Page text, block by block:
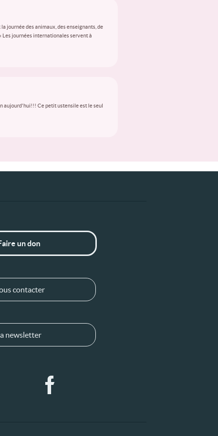
journée des animaux, des enseignants, de
Les journées internationales servent à
aujourd'hui!!! Ce petit ustensile est le seul
un don
contacter
newsletter